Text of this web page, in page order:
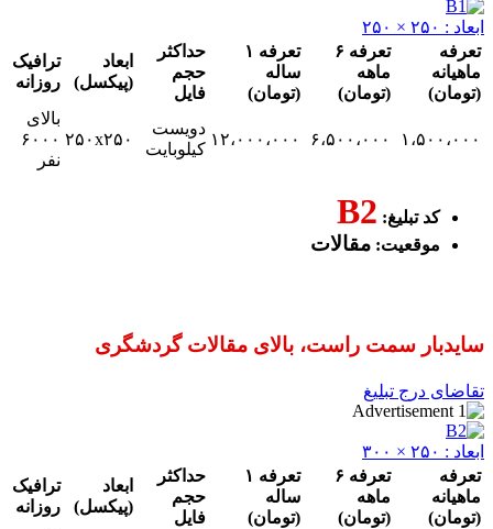
ماهه
(تومان)
ساله
(تومان)
حداکثر
حجم
فایل
ابعاد
(پیکسل)
ترافیک
روزانه
۶،۵۰۰،۰۰۰ ۱۲،۰۰۰،۰۰۰
کیلوبایت
۲۵۰x۲۵۰
۶۰۰۰
تبلیغ: B2
مقالات
سمت راست، بالای مقالات گردشگری
تبلیغ
ماهه
(تومان)
ساله
(تومان)
حداکثر
حجم
فایل
ابعاد
(پیکسل)
ترافیک
روزانه